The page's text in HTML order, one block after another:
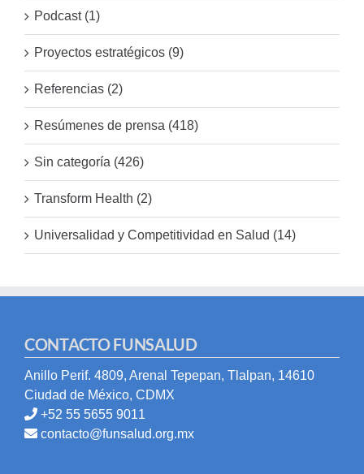
Podcast (1)
Proyectos estratégicos (9)
Referencias (2)
Resúmenes de prensa (418)
Sin categoría (426)
Transform Health (2)
Universalidad y Competitividad en Salud (14)
CONTACTO FUNSALUD
Anillo Perif. 4809, Arenal Tepepan, Tlalpan, 14610
Ciudad de México, CDMX
+52 55 5655 9011
contacto@funsalud.org.mx